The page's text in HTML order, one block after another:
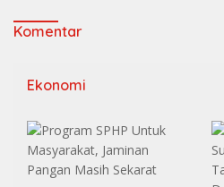
Komentar
Ekonomi